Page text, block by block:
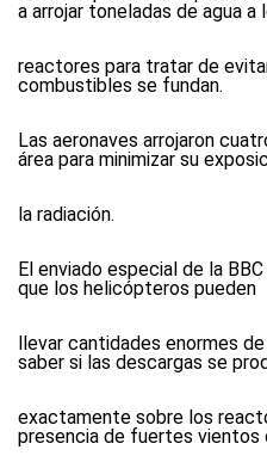
a arrojar toneladas de agua a
reactores para tratar de
combustibles se fundan.
Las aeronaves arrojaron
área para minimizar su
la radiación.
El enviado especial de la
que los helicópteros pueden
llevar cantidades enormes
saber si las descargas se
exactamente sobre los
presencia de fuertes vientos